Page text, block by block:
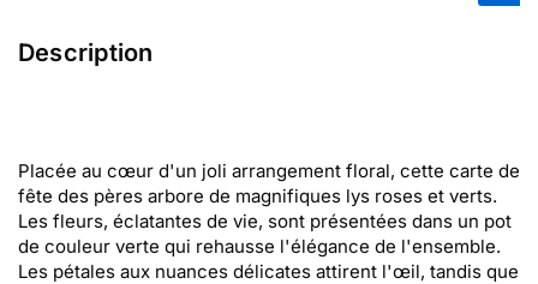
Description
Placée au cœur d'un joli arrangement floral, cette carte de
fête des pères arbore de magnifiques lys roses et verts.
Les fleurs, éclatantes de vie, sont présentées dans un pot
de couleur verte qui rehausse l'élégance de l'ensemble.
Les pétales aux nuances délicates attirent l'œil, tandis que